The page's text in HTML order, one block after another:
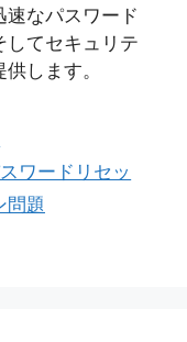
速なパスワード
してセキュリテ
します。
ワードリセッ
問題